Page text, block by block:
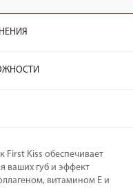
First Kiss обеспечивает
ваших губ и эффект
витамином Е и